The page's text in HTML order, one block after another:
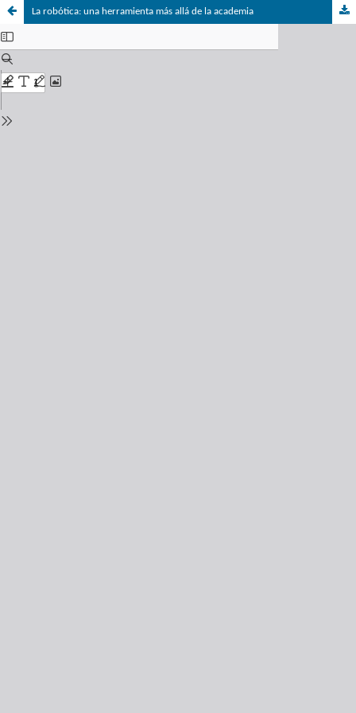
La robótica: una herramienta más allá de la academia